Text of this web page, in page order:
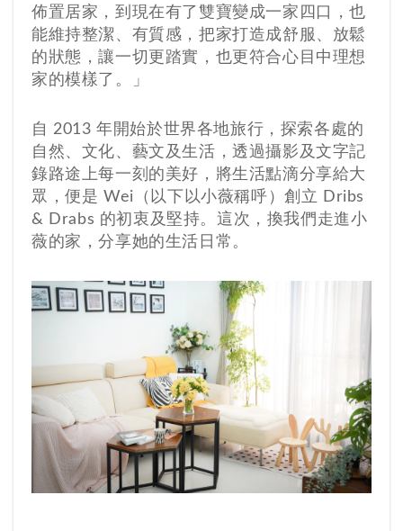
佈置居家，到現在有了雙寶變成一家四口，也
能維持整潔、有質感，把家打造成舒服、放鬆
的狀態，讓一切更踏實，也更符合心目中理想
家的模樣了。」
自 2013 年開始於世界各地旅行，探索各處的
自然、文化、藝文及生活，透過攝影及文字記
錄路途上每一刻的美好，將生活點滴分享給大
眾，便是 Wei（以下以小薇稱呼）創立 Dribs
& Drabs 的初衷及堅持。這次，換我們走進小
薇的家，分享她的生活日常。